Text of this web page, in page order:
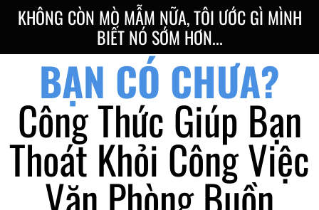
KHÔNG CÒN MÒ MẪM NỮA, TÔI ƯỚC GÌ MÌNH
BIẾT NÓ SỚM HƠN...
BẠN CÓ CHƯA?
Công Thức Giúp Bạn
Thoát Khỏi Công Việc
Văn Phòng Buồn